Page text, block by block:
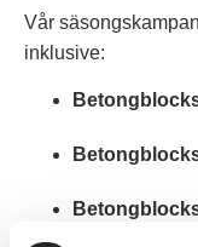
Vår
inklusive: